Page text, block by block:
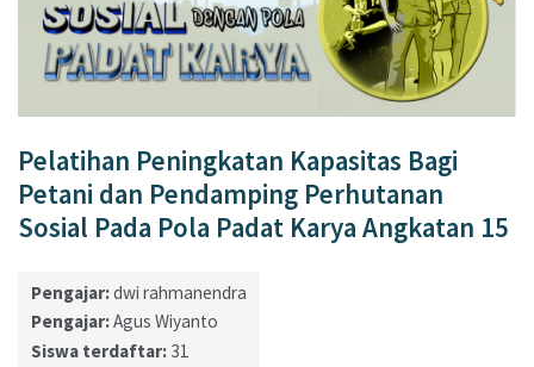
Pelatihan Peningkatan Kapasitas Bagi
Petani dan Pendamping Perhutanan
Sosial Pada Pola Padat Karya Angkatan 15
Pengajar:dwi rahmanendra
Pengajar:Agus Wiyanto
Siswa terdaftar: 31